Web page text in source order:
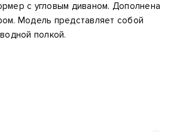
с угловым диваном. Дополнена
Модель представляет собой
полкой.